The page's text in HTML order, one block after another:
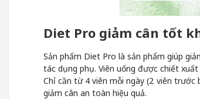
Diet Pro giảm cân tốt
Sản phẩm Diet Pro là sản phẩm giúp
tác dụng phụ. Viên uống được chiết
Chỉ cần từ 4 viên mỗi ngày (2 viên
giảm cân an toàn hiệu quả.